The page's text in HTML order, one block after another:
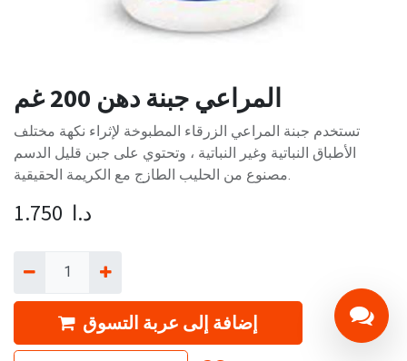
المراعي جبنة دهن 200 غم
تستخدم جبنة المراعي الزرقاء المطبوخة لإثراء نكهة مختلف
الأطباق النباتية وغير النباتية ، وتحتوي على جبن قليل الدسم
مصنوع من الحليب الطازج مع الكريمة الحقيقية.
1.750 د.ا
إضافة إلى عربة التسوق